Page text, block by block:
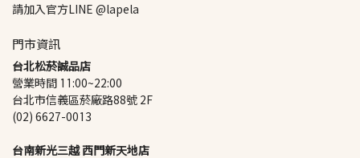
請加入官方LINE @lapela
門市資訊
台北松菸誠品店
營業時間 11:00~22:00
台北市信義區菸廠路88號 2F
(02) 6627-0013
台南新光三越 西門新天地店